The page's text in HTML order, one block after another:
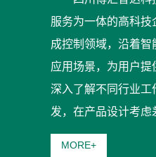
服务为一体的高科
成控制领域，沿着
应用场景，为用户
深入了解不同行业工
发，在产品设计考虑
MORE+